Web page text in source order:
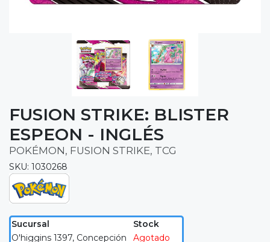
FUSION STRIKE: BLISTER
ESPEON - INGLÉS
POKÉMON, FUSION STRIKE, TCG
SKU: 1030268
Sucursal
Stock
O'higgins 1397, Concepción
Agotado